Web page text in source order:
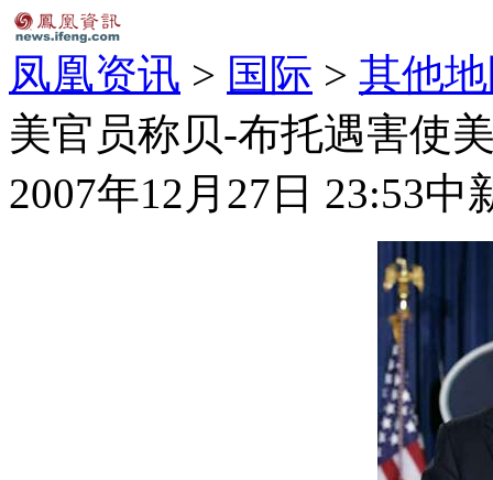
凤凰资讯 > 国际 > 其他
美官员称贝-布托遇害使
2007年12月27日 23:53中